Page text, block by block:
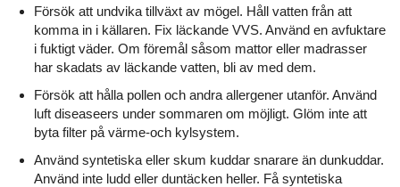
Försök att undvika tillväxt av mögel. Håll vatten från att
komma in i källaren. Fix läckande VVS. Använd en avfuktare
i fuktigt väder. Om föremål såsom mattor eller madrasser
har skadats av läckande vatten, bli av med dem.
Försök att hålla pollen och andra allergener utanför. Använd
luft diseaseers under sommaren om möjligt. Glöm inte att
byta filter på värme-och kylsystem.
Använd syntetiska eller skum kuddar snarare än dunkuddar.
Använd inte ludd eller duntäcken heller. Få syntetiska